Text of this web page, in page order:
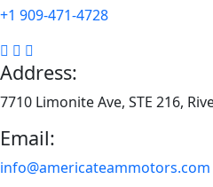
+1 909-471-4728
Address:
7710 Limonite Ave, STE 216,
Email:
info@americateammotors.com